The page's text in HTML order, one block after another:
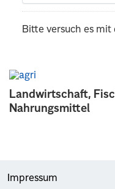
Landwirtschaft,
Nahrungsmittel
Bitte versuch es mit
Impressum